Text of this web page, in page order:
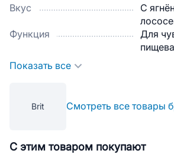
Вкус
С
Функция
Для
Показать все
Brit Смотреть все товары
С этим товаром покупают